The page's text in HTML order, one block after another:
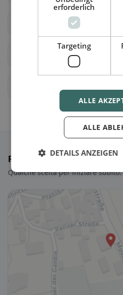
Maria Martental
Ristoranti selezionati
Qualche scelta per iniziare subito.
erforderlich
Targeting
ALLE
ALLE
DETAILS ANZEIGEN